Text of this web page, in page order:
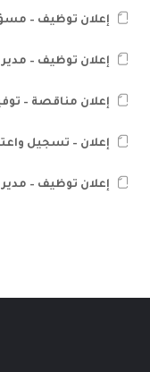
إعلان توظيف –
إعلان توظيف – مدير
إعلان مناقصة –
إعلان – تسجيل
إعلان توظيف –